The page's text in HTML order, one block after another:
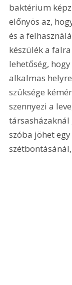
baktérium
előnyös az,
és a
készülék a
lehetőség,
alkalmas
szüksége
szennyezi a
társasházaknál
szóba jöhet